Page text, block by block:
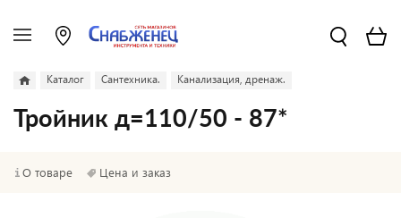
Каталог Сантехника. Канализация, дренаж.
Тройник д=110/50 - 87*
О товаре Цена и заказ